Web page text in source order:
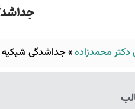
دکتر محمدزاده»جداشدگی شبکیه